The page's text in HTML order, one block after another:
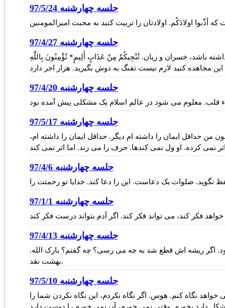
جلسه چهارشنبه 97/5/24
جلسه چهارشنبه 97/4/27
باشد، خسران و زیان. تُنْجِيكُمْ مِنْ عَذَابٍ أَلِيمٍ* تُؤْمِنُونَ بِاللَّهِ
جلسه چهارشنبه 97/4/20
جلسه چهارشنبه 97/5/17
حداقل ایمان را داشته ام دیگر. حداقل ایمان را داشته ام،
جلسه چهارشنبه 97/4/6
جلسه چهارشنبه 97/1/1
فکر کند، می تواند فکر کند. اگر آدم بتواند درست فکر کند
جلسه چهارشنبه 97/4/13
اگر ریشه اش قطع شد به چه می رسی؟ چه گفتم؟ بارک الله.
بهشت نقد.
جلسه چهارشنبه 97/5/10
نگاه کنم. هوس. اگر نگاه نکردم، این نگاه نکردن شما را